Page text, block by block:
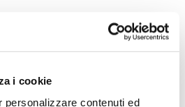
i cookie
personalizzare contenuti ed